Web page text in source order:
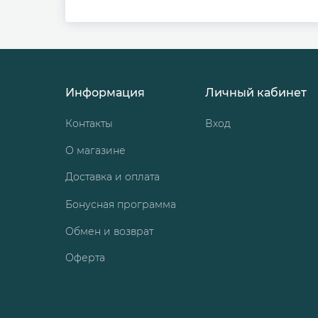
Информация
Контакты
О магазине
Доставка и оплата
Бонусная программа
Обмен и возврат
Оферта
Личный кабинет
Вход